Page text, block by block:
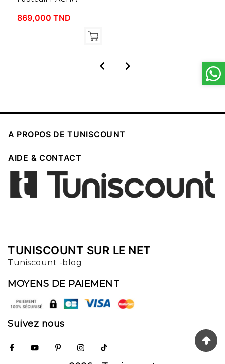
869,000 TND
 
A PROPOS DE TUNISCOUNT
AIDE & CONTACT
TUNISCOUNT SUR LE NET
Tuniscount -blog
MOYENS DE PAIEMENT
Suivez nous